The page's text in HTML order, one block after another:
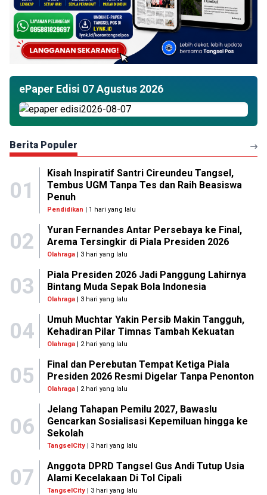
ePaper Edisi 07 Agustus 2026
Berita Populer
01
Kisah Inspiratif Santri Cireundeu Tangsel,
Tembus UGM Tanpa Tes dan Raih Beasiswa
Penuh
Pendidikan | 1 hari yang lalu
02
Yuran Fernandes Antar Persebaya ke Final,
Arema Tersingkir di Piala Presiden 2026
Olahraga| 3 hari yang lalu
03
Piala Presiden 2026 Jadi Panggung Lahirnya
Bintang Muda Sepak Bola Indonesia
Olahraga| 3 hari yang lalu
04
Umuh Muchtar Yakin Persib Makin Tangguh,
Kehadiran Pilar Timnas Tambah Kekuatan
Olahraga| 2 hari yang lalu
05
Final dan Perebutan Tempat Ketiga Piala
Presiden 2026 Resmi Digelar Tanpa Penonton
Olahraga| 2 hari yang lalu
06
Jelang Tahapan Pemilu 2027, Bawaslu
Gencarkan Sosialisasi Kepemiluan hingga ke
Sekolah
TangselCity| 3 hari yang lalu
07
Anggota DPRD Tangsel Gus Andi Tutup Usia
Alami Kecelakaan Di Tol Cipali
TangselCity| 3 hari yang lalu